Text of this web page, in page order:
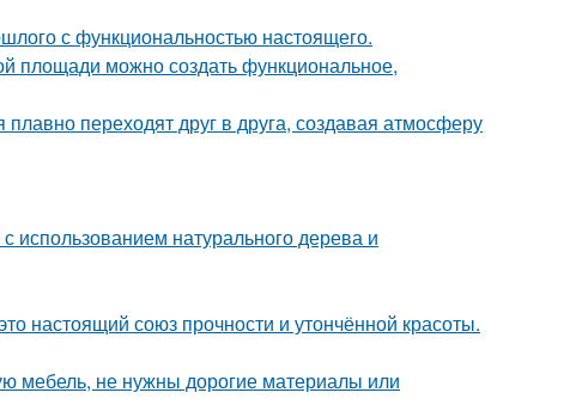
с функциональностью настоящего.
площади можно создать функциональное,
переходят друг в друга, создавая атмосферу
использованием натурального дерева и
настоящий союз прочности и утончённой красоты.
мебель, не нужны дорогие материалы или